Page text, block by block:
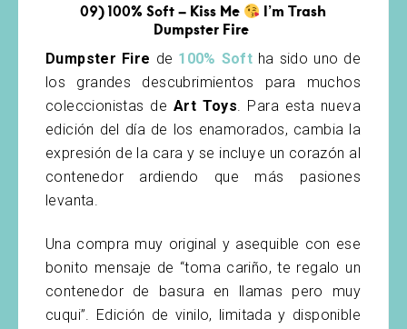
09) 100% Soft – Kiss Me
I’m Trash
Dumpster Fire
Dumpster Fire de 100% Soft ha sido uno de
los grandes descubrimientos para muchos
coleccionistas de Art Toys. Para esta nueva
edición del día de los enamorados, cambia la
expresión de la cara y se incluye un corazón al
contenedor ardiendo que más pasiones
levanta.
Una compra muy original y asequible con ese
bonito mensaje de “toma cariño, te regalo un
contenedor de basura en llamas pero muy
cuqui”. Edición de vinilo, limitada y disponible